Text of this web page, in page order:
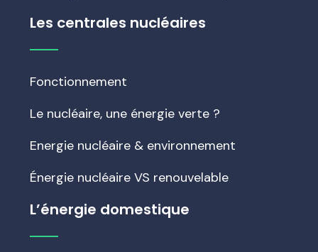
Les centrales nucléaires
Fonctionnement
Le nucléaire, une énergie verte ?
Energie nucléaire & environnement
Énergie nucléaire VS renouvelable
L’énergie domestique